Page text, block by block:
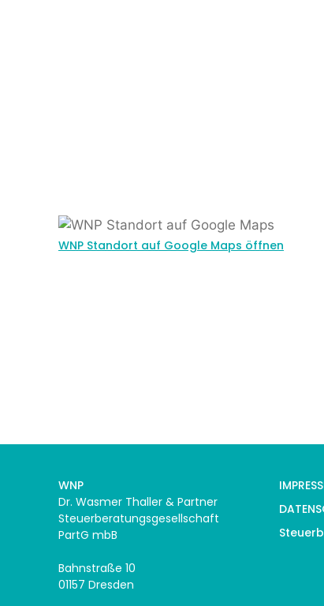
WNP Standort auf Google Maps öffnen
WNP
Dr. Wasmer Thaller & Partner
Steuerberatungsgesellschaft
PartG mbB
Bahnstraße 10
01157 Dresden